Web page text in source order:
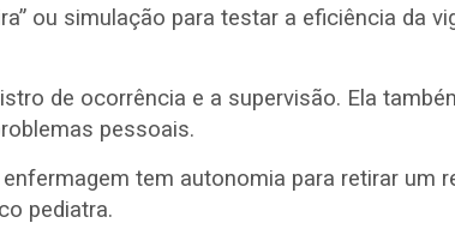
ou simulação para testar a eficiência da
de ocorrência e a supervisão. Ela
pessoais.
tem autonomia para retirar um
pediatra.